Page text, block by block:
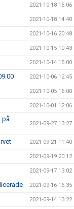
2021-10-18 15:06
2021-10-18 14:40
2021-10-16 20:48
2021-10-15 10:43
2021-10-14 15:00
2021-10-06 12:45
2021-10-05 16:00
2021-10-01 12:06
på
2021-09-27 13:27
2021-09-21 11:40
2021-09-19 20:12
2021-09-17 13:02
2021-09-16 16:35
2021-09-14 13:22